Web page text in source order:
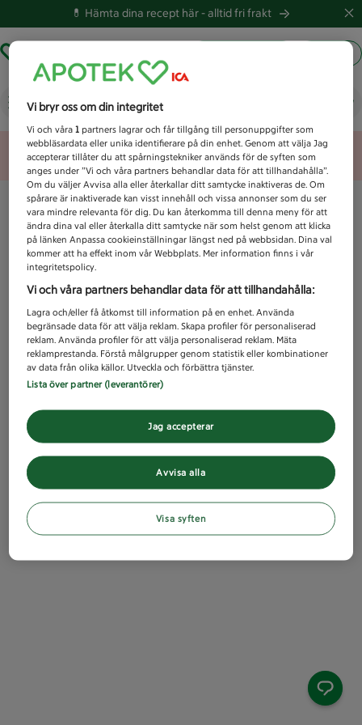
💊 Hämta dina recept här -alltid fri frakt
Vad letar du efter idag?
Unknown error
Vi bryr oss om din integritet
Vi och våra1 partners lagrar och får tillgång till personuppgifter som
webbläsardata eller unika identifierare på din enhet. Genom att välja Jag
accepterar tillåter du att spårningstekniker används för de syften som
anges under ”Vi och våra partners behandlar data för att tillhandahålla”.
Om du väljer Avvisa alla eller återkallar ditt samtycke inaktiveras de. Om
spårare är inaktiverade kan visst innehåll och vissa annonser som du ser
vara mindre relevanta för dig. Du kan återkomma till denna meny för att
ändra dina val eller återkalla ditt samtycke när som helst genom att klicka
på länken Anpassa cookieinställningar längst ned på webbsidan. Dina val
kommer att ha effekt inom vår Webbplats. Mer information finns i vår
integritetspolicy.
Vi och våra partners behandlar data för att tillhandahålla:
Lagra och/eller få åtkomst till information på en enhet. Använda
begränsade data för att välja reklam. Skapa profiler för personaliserad
reklam. Använda profiler för att välja personaliserad reklam. Mäta
reklamprestanda. Förstå målgrupper genom statistik eller kombinationer
av data från olika källor. Utveckla och förbättra tjänster.
Lista över partner (leverantörer)
Avvisa alla
Jag accepterar
Visa syften